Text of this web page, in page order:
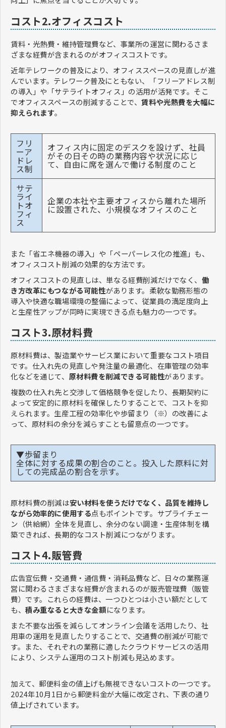
コスト2.オフィスコスト
賃料・光熱費・維持管理費など、事業所の運営に関わるさま
ざまな経費が含まれるのがオフィスコストです。
近年テレワークの普及により、オフィススペースの見直しが進
んでいます。テレワーク普及にともない、「フリーアドレス制
の導入」や「サテライトオフィス」の活用が活発です。そこ
でオフィススペースの削減することで、賃料や光熱費を大幅に
抑えられます。
フリ
ーア
ドレ
ス制
オフィス内に固定のデスクを設けず、社員
がその日その時の業務内容や状況に応じ
て、自由に席を選んで働ける制度のこと
サテ
ライ
トオ
フィ
ス
企業の本社や主要オフィスから離れた場所
に設置された、小規模なオフィスのこと
また「省エネ機器の導入」や「ペーパーレス化の推進」も、
オフィスコスト削減の効果的な方法です。
オフィスコストの見直しは、単なる経費削減だけでなく、 働
き方改革にもつながる可能性があります。柔軟な勤務形態の
導入や快適な職場環境の整備によって、従業員の満足度向上
と生産性アップが同時に実現できる点も魅力の一つです。
コスト3.原材料費
原材料費は、製造業やサービス業において重要なコスト項目
です。仕入れ先の見直しや発注量の最適化、在庫管理の効率
化などを通じて、 原材料費を削減できる可能性があります。
複数の仕入れ先と交渉して価格競争を促したり、長期契約に
よって安定的に原材料を確保したりすることで、コストを抑
えられます。生産工程の効率化や歩留まり（※）の改善によ
って、原材料の余分を減らすことも留意点の一つです。
▼歩留まり
全体に対する成果の割合のこと。投入した原料に対
しての完成品の割合を示す。
原材料費の削減は安い材料を使うだけでなく、品質を維持し
ながら効率的に使用する点もポイントです。サプライチェー
ン（供給網）全体を見直し、余分のない調達・生産体制を構
築できれば、長期的なコスト削減につながります。
コスト4.販管費
広告宣伝費・交通費・通信費・消耗品費など、日々の業務運
営に関わるさまざまな経費が含まれるのが販売管理費（販管
費）です。これらの経費は、一つひとつは小さい額だとして
も、積み重なると大きな金額になります。
また不要な出張を減らしてオンライン会議を活用したり、社
用車の運用を見直したりすることで、交通費の削減が可能で
す。また、それぞれの業務に適したクラウドサービスの活用
により、システム運用のコスト削減も見込めます。
加えて、郵便料金の値上げも無視できないコストの一つです。
2024年10月1日から郵便料金が大幅に改定され、下表の通り
値上げされています。